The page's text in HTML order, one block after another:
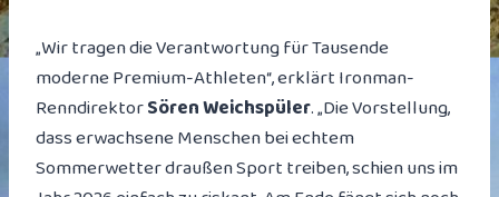
„Wir tragen die Verantwortung für Tausende
moderne Premium-Athleten“, erklärt Ironman-
RenndirektorSören Weichspüler. „Die Vorstellung,
dass erwachsene Menschen bei echtem
Sommerwetter draußen Sport treiben, schien uns im